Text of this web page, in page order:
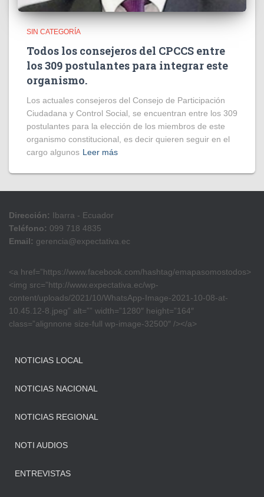
SIN CATEGORÍA
Todos los consejeros del CPCCS entre
los 309 postulantes para integrar este
organismo.
Los actuales consejeros del Consejo de Participación
Ciudadana y Control Social, se encuentran entre los 309
postulantes para la elección de los miembros de este
organismo constitucional, es decir quieren seguir en el
cargo algunos Leer más
Dirección: Ibarra - Ecuador
Teléfono: 099 718 4835
Email: gerencia@expectativa.ec
<a href=”https://www.facebook.com/hashtag/emapasomostodos>
<img src=”http://www.expectativa.ec/wp-
content/uploads/2021/10/WhatsApp-Image-2021-10-08-at-
10.45.12-8.jpeg” alt=”” width=”1280″ height=”164″
class=”alignnone size-full wp-image-32500″ /></a>
NOTICIAS LOCAL
NOTICIAS NACIONAL
NOTICIAS REGIONAL
NOTI AUDIOS
ENTREVISTAS